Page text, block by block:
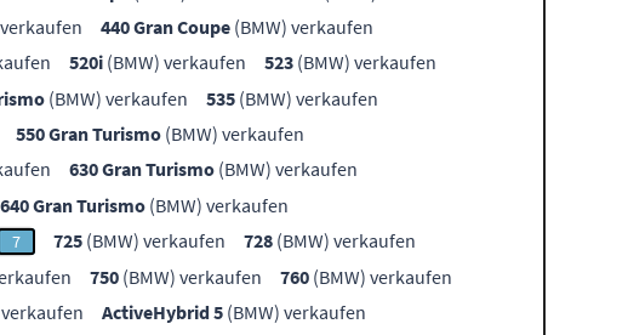
440 Gran Coupe (BMW) verkaufen
520i (BMW) verkaufen 523 (BMW) verkaufen
(BMW) verkaufen 535 (BMW) verkaufen
550 Gran Turismo (BMW) verkaufen
630 Gran Turismo (BMW) verkaufen
640 Gran Turismo (BMW) verkaufen
7 725 (BMW) verkaufen 728 (BMW) verkaufen
750 (BMW) verkaufen 760 (BMW) verkaufen
ActiveHybrid 5 (BMW) verkaufen